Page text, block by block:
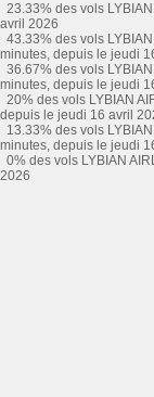
23.33% des vols
avril 2026
43.33% des vols
minutes, depuis le jeudi
36.67% des vols
minutes, depuis le jeudi
20% des vols LYBIAN
depuis le jeudi 16 avril
13.33% des vols
minutes, depuis le jeudi
0% des vols LYBIAN
2026